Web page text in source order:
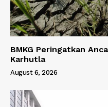
BMKG Peringatkan
Karhutla
August 6, 2026